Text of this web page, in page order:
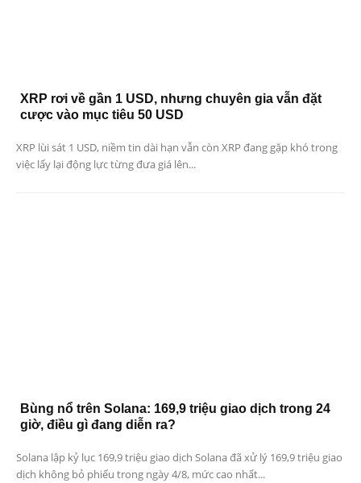
XRP rơi về gần 1 USD, nhưng chuyên gia vẫn đặt
cược vào mục tiêu 50 USD
XRP lùi sát 1 USD, niềm tin dài hạn vẫn còn XRP đang gặp khó trong
việc lấy lại động lực từng đưa giá lên...
Bùng nổ trên Solana: 169,9 triệu giao dịch trong 24
giờ, điều gì đang diễn ra?
Solana lập kỷ lục 169,9 triệu giao dịch Solana đã xử lý 169,9 triệu giao
dịch không bỏ phiếu trong ngày 4/8, mức cao nhất...